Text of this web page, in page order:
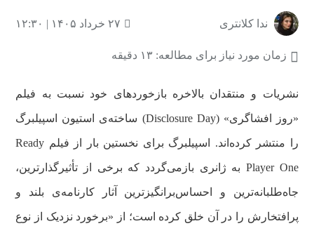
ندا کلانتری ۲۷ خرداد ۱۴۰۵ | ۱۲:۳۰
زمان مورد نیاز برای مطالعه: ۱۳ دقیقه
نشریات و منتقدان بالاخره بازخوردهای خود نسبت به فیلم
«روز افشاگری» (Disclosure Day) ساخته‌ی استیون اسپیلبرگ
را منتشر کرده‌اند. اسپیلبرگ برای نخستین بار از فیلم Ready
Player One به ژانری بازمی‌گردد که برخی از تأثیرگذارترین،
جاه‌طلبانه‌ترین و احساس‌برانگیزترین آثار کارنامه‌ی بلند و
پرافتخارش را در آن خلق کرده است؛ از «برخورد نزدیک از نوع